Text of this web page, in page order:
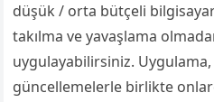
düşük / orta bütçeli
takılma ve yavaşlama
uygulayabilirsiniz.
güncellemelerle birlikte